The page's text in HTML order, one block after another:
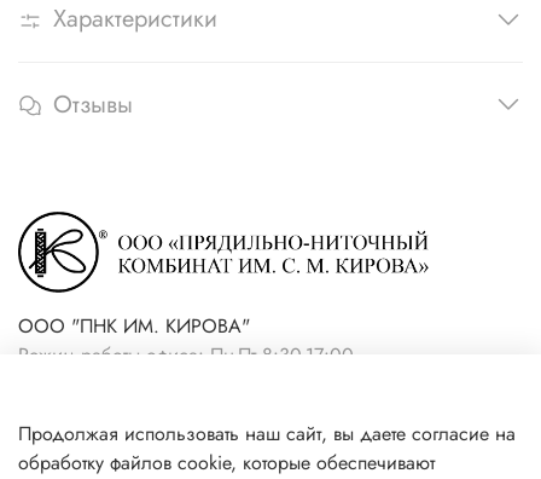
Характеристики
Отзывы
ООО "ПНК ИМ. КИРОВА"
Режим работы офиса: Пн-Пт 8:30-17:00
магазин)
Продолжая использовать наш сайт, вы даете согласие на
обработку файлов cookie, которые обеспечивают